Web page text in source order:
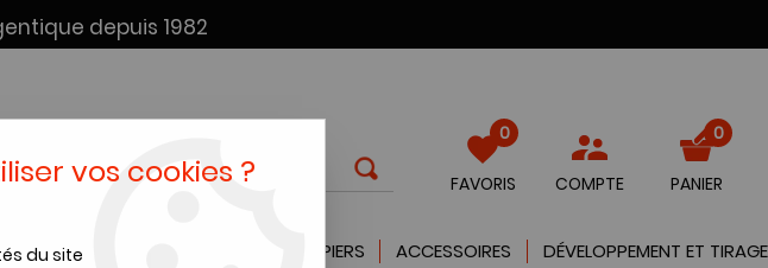
depuis 1982
0
FAVORIS COMPTE
0
PANIER
PAPIERS ACCESSOIRES DÉVELOPPEMENT ET TIRAGE
vos cookies ?
du site